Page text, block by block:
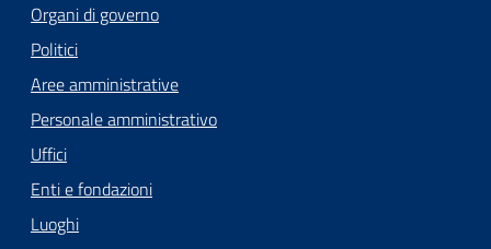
Organi di governo
Politici
Aree amministrative
Personale amministrativo
Uffici
Enti e fondazioni
Luoghi